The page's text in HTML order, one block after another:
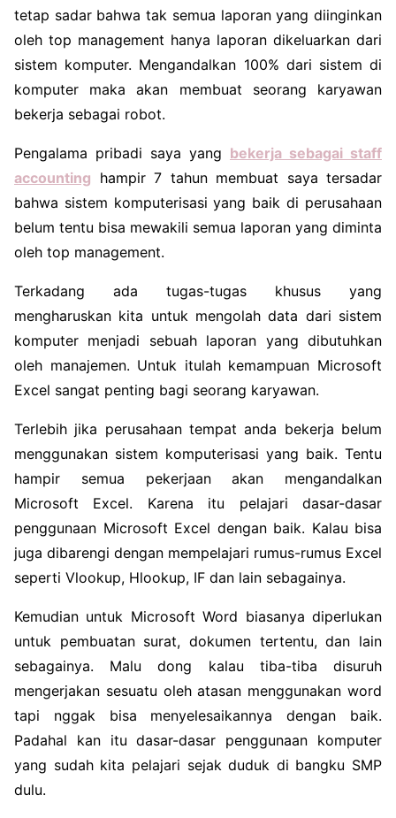
tetap sadar bahwa tak semua laporan yang diinginkan
oleh top management hanya laporan dikeluarkan dari
sistem komputer. Mengandalkan 100% dari sistem di
komputer maka akan membuat seorang karyawan
bekerja sebagai robot.
Pengalama pribadi saya yang bekerja sebagai staff
accounting hampir 7 tahun membuat saya tersadar
bahwa sistem komputerisasi yang baik di perusahaan
belum tentu bisa mewakili semua laporan yang diminta
oleh top management.
Terkadang ada tugas-tugas khusus yang
mengharuskan kita untuk mengolah data dari sistem
komputer menjadi sebuah laporan yang dibutuhkan
oleh manajemen. Untuk itulah kemampuan Microsoft
Excel sangat penting bagi seorang karyawan.
Terlebih jika perusahaan tempat anda bekerja belum
menggunakan sistem komputerisasi yang baik. Tentu
hampir semua pekerjaan akan mengandalkan
Microsoft Excel. Karena itu pelajari dasar-dasar
penggunaan Microsoft Excel dengan baik. Kalau bisa
juga dibarengi dengan mempelajari rumus-rumus Excel
seperti Vlookup, Hlookup, IF dan lain sebagainya.
Kemudian untuk Microsoft Word biasanya diperlukan
untuk pembuatan surat, dokumen tertentu, dan lain
sebagainya. Malu dong kalau tiba-tiba disuruh
mengerjakan sesuatu oleh atasan menggunakan word
tapi nggak bisa menyelesaikannya dengan baik.
Padahal kan itu dasar-dasar penggunaan komputer
yang sudah kita pelajari sejak duduk di bangku SMP
dulu.